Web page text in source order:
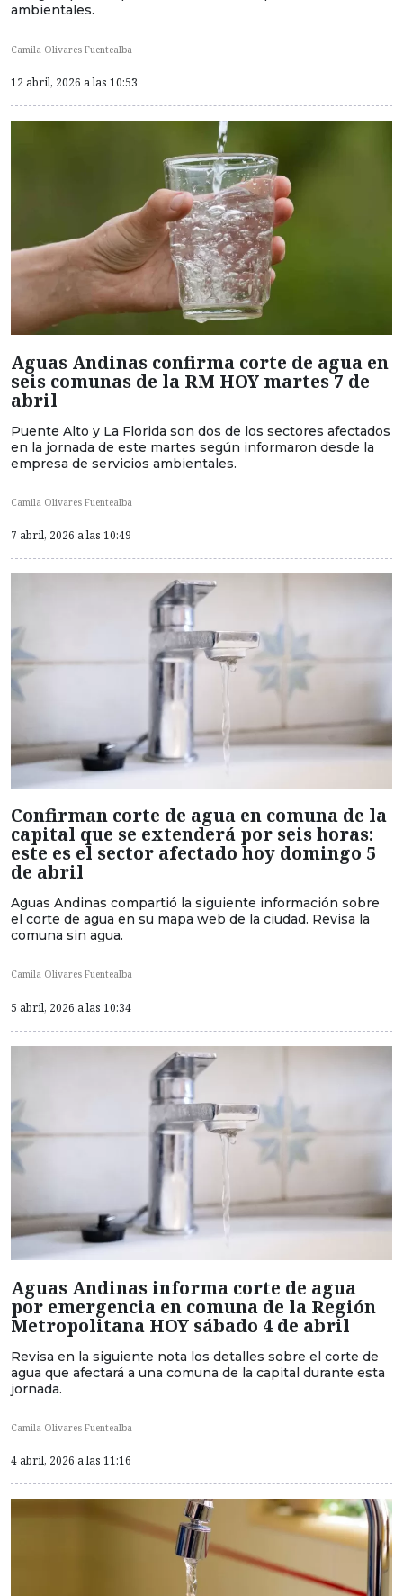
ambientales.
Camila Olivares Fuentealba
12 abril, 2026 a las 10:53
Aguas Andinas confirma corte de agua en
seis comunas de la RM HOY martes 7 de
abril
Puente Alto y La Florida son dos de los sectores afectados
en la jornada de este martes según informaron desde la
empresa de servicios ambientales.
Camila Olivares Fuentealba
7 abril, 2026 a las 10:49
Confirman corte de agua en comuna de la
capital que se extenderá por seis horas:
este es el sector afectado hoy domingo 5
de abril
Aguas Andinas compartió la siguiente información sobre
el corte de agua en su mapa web de la ciudad. Revisa la
comuna sin agua.
Camila Olivares Fuentealba
5 abril, 2026 a las 10:34
Aguas Andinas informa corte de agua
por emergencia en comuna de la Región
Metropolitana HOY sábado 4 de abril
Revisa en la siguiente nota los detalles sobre el corte de
agua que afectará a una comuna de la capital durante esta
jornada.
Camila Olivares Fuentealba
4 abril, 2026 a las 11:16